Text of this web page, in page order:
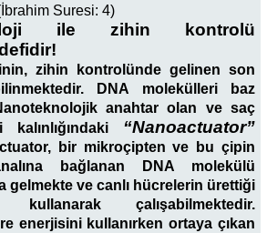
Suresi: 4)
ile zihin kontrolü
zihin kontrolünde gelinen son
DNA molekülleri baz
anahtar olan ve saç
“Nanoactuator”
bir mikroçipten ve bu çipin
bağlanan DNA molekülü
gelmekte ve canlı hücrelerin ürettiği
çalışabilmektedir.
enerjisini kullanırken ortaya çıkan